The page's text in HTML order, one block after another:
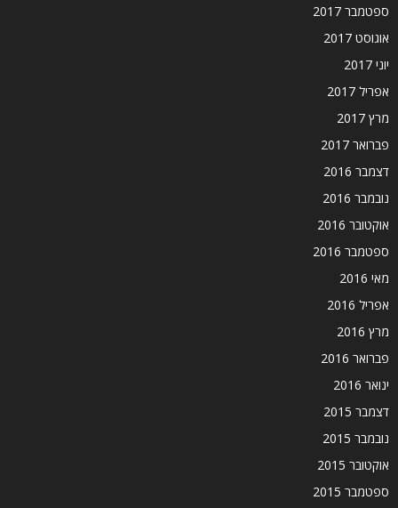
ספטמבר 2017
אוגוסט 2017
יוני 2017
אפריל 2017
מרץ 2017
פברואר 2017
דצמבר 2016
נובמבר 2016
אוקטובר 2016
ספטמבר 2016
מאי 2016
אפריל 2016
מרץ 2016
פברואר 2016
ינואר 2016
דצמבר 2015
נובמבר 2015
אוקטובר 2015
ספטמבר 2015